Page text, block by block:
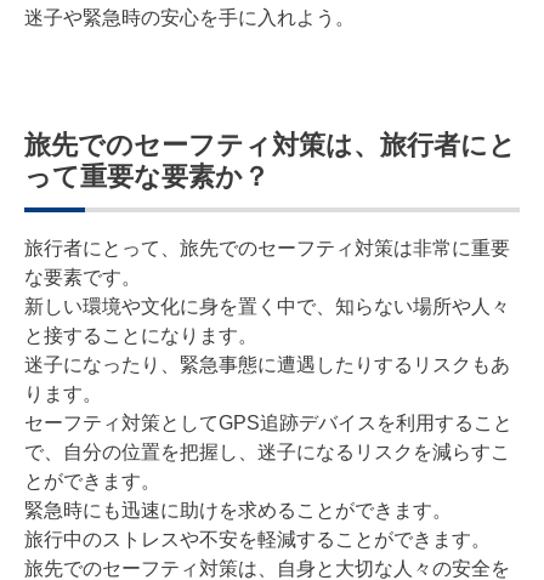
迷子や緊急時の安心を手に入れよう。
旅先でのセーフティ対策は、旅行者にと
って重要な要素か？
旅行者にとって、旅先でのセーフティ対策は非常に重要
な要素です。
新しい環境や文化に身を置く中で、知らない場所や人々
と接することになります。
迷子になったり、緊急事態に遭遇したりするリスクもあ
ります。
セーフティ対策としてGPS追跡デバイスを利用すること
で、自分の位置を把握し、迷子になるリスクを減らすこ
とができます。
緊急時にも迅速に助けを求めることができます。
旅行中のストレスや不安を軽減することができます。
旅先でのセーフティ対策は、自身と大切な人々の安全を